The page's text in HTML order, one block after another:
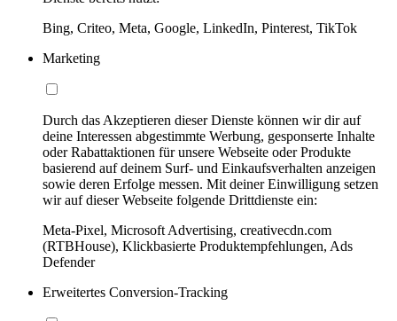
Bing, Criteo, Meta, Google, LinkedIn, Pinterest, TikTok
Marketing
Durch das Akzeptieren dieser Dienste können wir dir auf
deine Interessen abgestimmte Werbung, gesponserte Inhalte
oder Rabattaktionen für unsere Webseite oder Produkte
basierend auf deinem Surf- und Einkaufsverhalten anzeigen
sowie deren Erfolge messen. Mit deiner Einwilligung setzen
wir auf dieser Webseite folgende Drittdienste ein:
Meta-Pixel, Microsoft Advertising, creativecdn.com
(RTBHouse), Klickbasierte Produktempfehlungen, Ads
Defender
Erweitertes Conversion-Tracking